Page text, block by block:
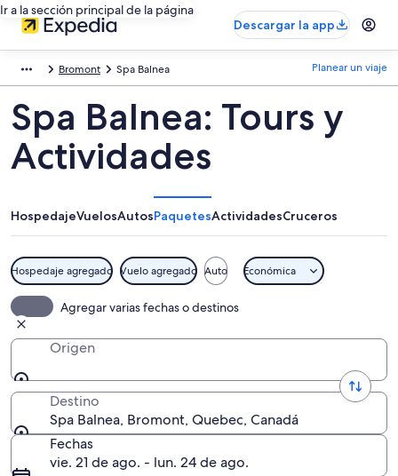
Ir a la sección principal de la página
Descargar la app
Bromont Spa Balnea Planear un viaje
Spa Balnea: Tours y
Actividades
HospedajeVuelosAutosPaquetesActividadesCruceros
Hospedaje agregado Vuelo agregado Auto Económica
Agregar varias fechas o destinos
Origen
Destino
Spa Balnea, Bromont, Quebec, Canadá
Fechas
vie. 21 de ago. - lun. 24 de ago.